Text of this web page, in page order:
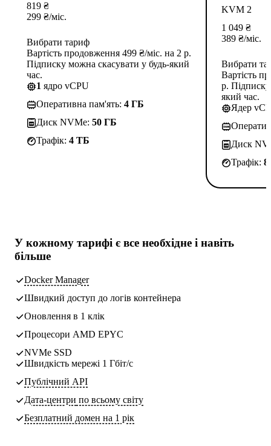
819 ₴
299 ₴/міс.
Вибрати тариф
Вартість продовження 499 ₴/міс. на 2 р.
Підписку можна скасувати у будь-який
час.
1 ядро vCPU
Оперативна пам'ять: 4 ГБ
Диск NVMe: 50 ГБ
Трафік: 4 TБ
KVM 2
1 049 ₴
389 ₴/міс.
Вибрати
Вартість
р.
який час.
Ядер
Диск
Трафік:
У кожному тарифі є все необхідне і навіть
більше
Docker Manager
Швидкий доступ до логів контейнера
Оновлення в 1 клік
Процесори AMD EPYC
NVMe SSD
Швидкість мережі 1 Гбіт/с
Публічний API
Дата-центри по всьому світу
Безплатний домен на 1 рік